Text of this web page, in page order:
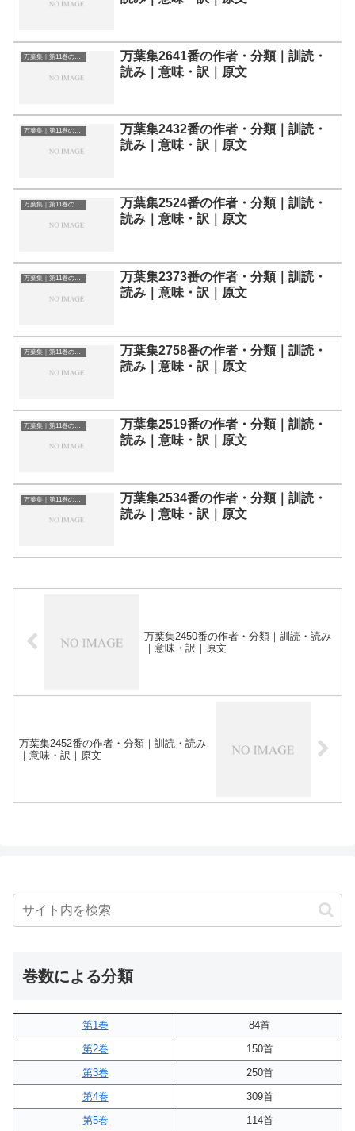
万葉集｜第11巻の和歌一覧
万葉集2641番の作者・分類｜訓読・
読み｜意味・訳｜原文
万葉集｜第11巻の和歌一覧
万葉集2432番の作者・分類｜訓読・
読み｜意味・訳｜原文
万葉集｜第11巻の和歌一覧
万葉集2524番の作者・分類｜訓読・
読み｜意味・訳｜原文
万葉集｜第11巻の和歌一覧
万葉集2373番の作者・分類｜訓読・
読み｜意味・訳｜原文
万葉集｜第11巻の和歌一覧
万葉集2758番の作者・分類｜訓読・
読み｜意味・訳｜原文
万葉集｜第11巻の和歌一覧
万葉集2519番の作者・分類｜訓読・
読み｜意味・訳｜原文
万葉集｜第11巻の和歌一覧
万葉集2534番の作者・分類｜訓読・
読み｜意味・訳｜原文
万葉集2450番の作者・分類｜訓読・読み
｜意味・訳｜原文
万葉集2452番の作者・分類｜訓読・読み
｜意味・訳｜原文
巻数による分類
第1巻
84首
第2巻
150首
第3巻
250首
第4巻
309首
第5巻
114首